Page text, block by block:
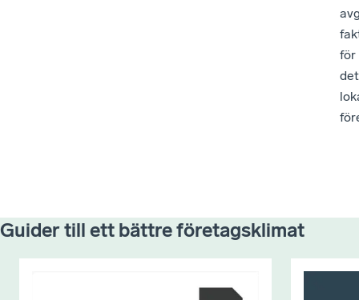
för
det
Guider till ett bättre företagsklimat